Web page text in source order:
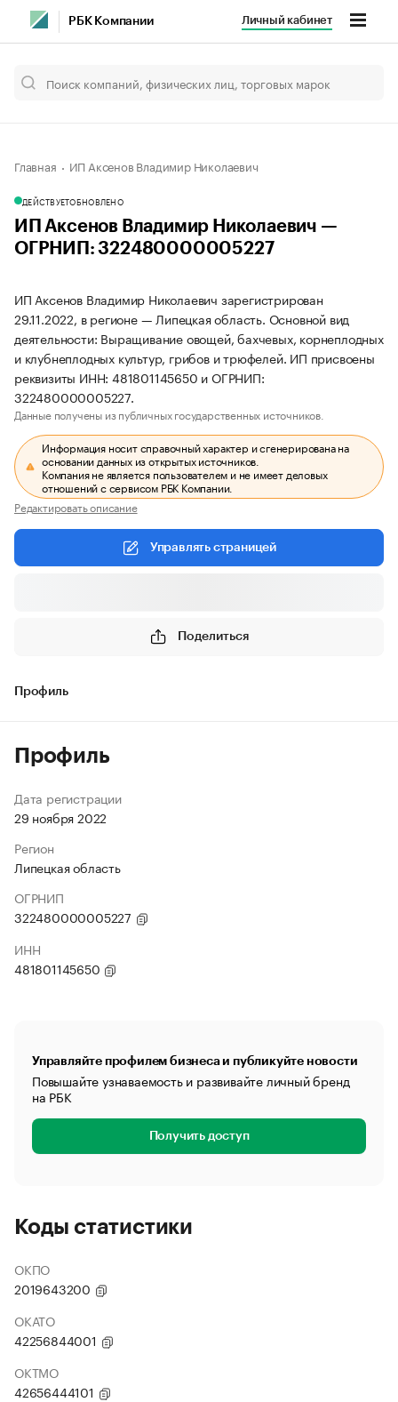
РБК Компании Личный кабинет
Главная ИП Аксенов Владимир Николаевич
ДЕЙСТВУЕТОБНОВЛЕНО
ИП Аксенов Владимир Николаевич —
ОГРНИП: 322480000005227
ИП Аксенов Владимир Николаевич зарегистрирован
29.11.2022, в регионе — Липецкая область. Основной вид
деятельности: Выращивание овощей, бахчевых, корнеплодных
и клубнеплодных культур, грибов и трюфелей. ИП присвоены
реквизиты ИНН: 481801145650 и ОГРНИП:
322480000005227.
Данные получены из публичных государственных источников.
Информация носит справочный характер и сгенерирована на
основании данных из открытых источников.
Компания не является пользователем и не имеет деловых
отношений с сервисом РБК Компании.
Редактировать описание
Управлять страницей
Поделиться
Профиль
Профиль
Дата регистрации
29 ноября 2022
Регион
Липецкая область
ОГРНИП
322480000005227
ИНН
481801145650
Управляйте профилем бизнеса и публикуйте новости
Повышайте узнаваемость и развивайте личный бренд
на РБК
Получить доступ
Коды статистики
ОКПО
2019643200
ОКАТО
42256844001
ОКТМО
42656444101